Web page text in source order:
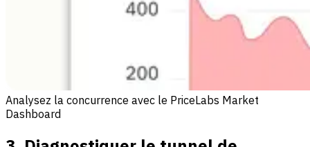
Analysez la concurrence avec le PriceLabs Market
Dashboard